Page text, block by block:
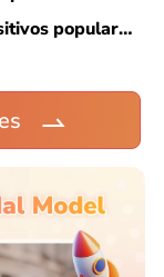
populares